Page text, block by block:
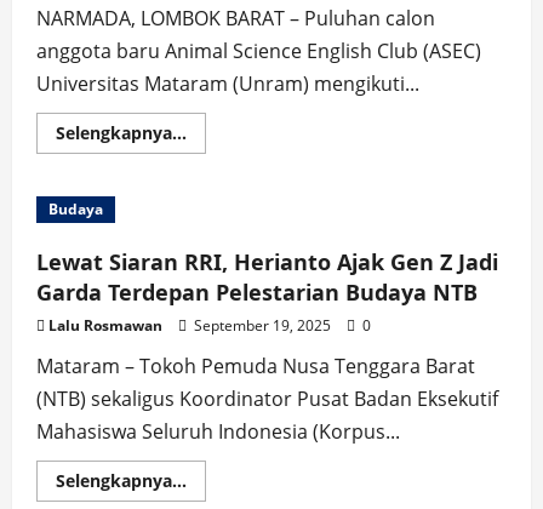
NARMADA, LOMBOK BARAT – Puluhan calon
anggota baru Animal Science English Club (ASEC)
Universitas Mataram (Unram) mengikuti...
Selengkapnya...
more
ASEC
Unram
Budaya
Lewat Siaran RRI, Herianto Ajak Gen Z Jadi
Garda Terdepan Pelestarian Budaya NTB
Lalu Rosmawan September 19, 2025 0
Mataram – Tokoh Pemuda Nusa Tenggara Barat
(NTB) sekaligus Koordinator Pusat Badan Eksekutif
Mahasiswa Seluruh Indonesia (Korpus...
Selengkapnya...
more